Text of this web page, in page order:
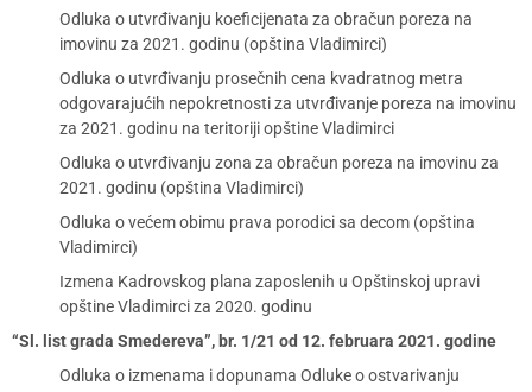
Odluka o utvrđivanju koeficijenata za obračun poreza na
imovinu za 2021. godinu (opština Vladimirci)
Odluka o utvrđivanju prosečnih cena kvadratnog metra
odgovarajućih nepokretnosti za utvrđivanje poreza na imovinu
za 2021. godinu na teritoriji opštine Vladimirci
Odluka o utvrđivanju zona za obračun poreza na imovinu za
2021. godinu (opština Vladimirci)
Odluka o većem obimu prava porodici sa decom (opština
Vladimirci)
Izmena Kadrovskog plana zaposlenih u Opštinskoj upravi
opštine Vladimirci za 2020. godinu
“Sl. list grada Smedereva”, br. 1/21 od 12. februara 2021. godine
Odluka o izmenama i dopunama Odluke o ostvarivanju